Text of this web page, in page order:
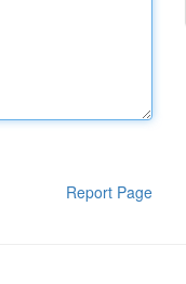
Report Page